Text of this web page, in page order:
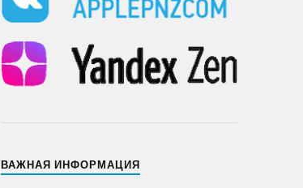
ВАЖНАЯ ИНФОРМАЦИЯ